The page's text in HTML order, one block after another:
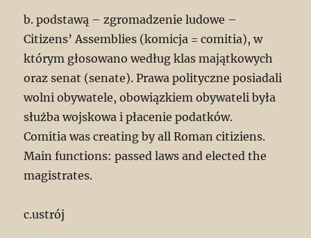
b. podstawą – zgromadzenie ludowe –
Citizens’ Assemblies (komicja = comitia), w
którym głosowano według klas majątkowych
oraz senat (senate). Prawa polityczne posiadali
wolni obywatele, obowiązkiem obywateli była
służba wojskowa i płacenie podatków.
Comitia was creating by all Roman citiziens.
Main functions: passed laws and elected the
magistrates.
c.ustrój